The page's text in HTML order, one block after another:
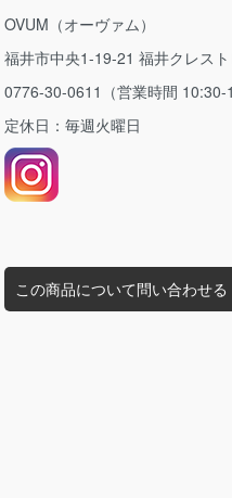
OVUM（オーヴァム）
福井市中央1-19-21 福井クレス
0776-30-0611（営業時間 10:30-
定休日：毎週火曜日
この商品について問い合わせる